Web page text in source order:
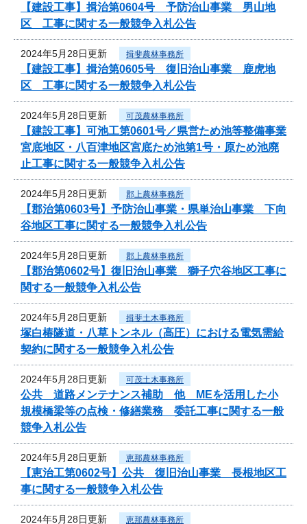
【建設工事】揖治第0604号 予防治山事業 男山地
区 工事に関する一般競争入札公告
2024年5月28日更新 揖斐農林事務所
【建設工事】揖治第0605号 復旧治山事業 鹿虎地
区 工事に関する一般競争入札公告
2024年5月28日更新 可茂農林事務所
【建設工事】可池工第0601号／県営ため池等整備事業
宮底地区・八百津地区宮底ため池第1号・原ため池廃
止工事に関する一般競争入札公告
2024年5月28日更新 郡上農林事務所
【郡治第0603号】予防治山事業・県単治山事業 下向
谷地区工事に関する一般競争入札公告
2024年5月28日更新 郡上農林事務所
【郡治第0602号】復旧治山事業 獅子穴谷地区工事に
関する一般競争入札公告
2024年5月28日更新 揖斐土木事務所
塚白椿隧道・八草トンネル（高圧）における電気需給
契約に関する一般競争入札公告
2024年5月28日更新 可茂土木事務所
公共 道路メンテナンス補助 他 MEを活用した小
規模橋梁等の点検・修繕業務 委託工事に関する一般
競争入札公告
2024年5月28日更新 恵那農林事務所
【恵治工第0602号】公共 復旧治山事業 長根地区工
事に関する一般競争入札公告
2024年5月28日更新 恵那農林事務所